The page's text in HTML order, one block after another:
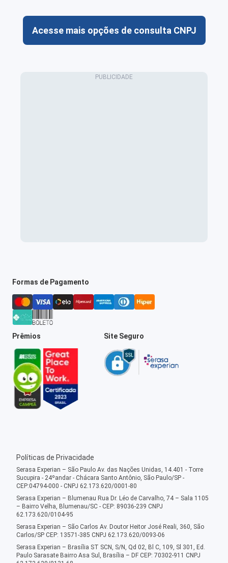
Acesse mais opções de consulta CNPJ
Formas de Pagamento
Prêmios Site Seguro
Políticas de Privacidade
Serasa Experian – São Paulo Av. das Nações Unidas, 14.401 - Torre
Sucupira - 24ºandar - Chácara Santo Antônio, São Paulo/SP -
CEP:04794-000 - CNPJ 62.173.620/0001-80
Serasa Experian – Blumenau Rua Dr. Léo de Carvalho, 74 – Sala 1105
– Bairro Velha, Blumenau/SC - CEP: 89036-239 CNPJ
62.173.620/0104-95
Serasa Experian – São Carlos Av. Doutor Heitor José Reali, 360, São
Carlos/SP CEP: 13571-385 CNPJ 62.173.620/0093-06
Serasa Experian – Brasília ST SCN, S/N, Qd 02, Bl C, 109, Sl 301, Ed.
Paulo Sarasate Bairro Asa Sul, Brasília – DF CEP: 70302-911 CNPJ